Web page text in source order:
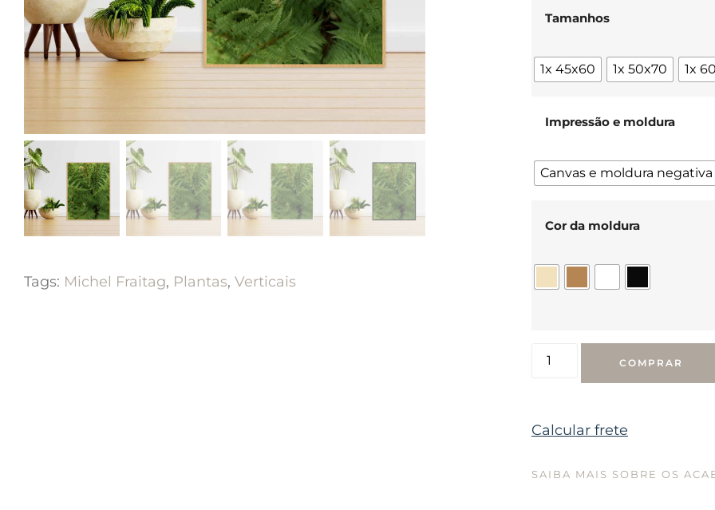
Tags: Michel Fraitag, Plantas, Verticais
Tamanhos
1x 45x60 1x 50x70 1x
Impressão e moldura
Canvas e moldura negativa
Cor da moldura
COMPRAR
Calcular frete
SAIBA MAIS SOBRE OS